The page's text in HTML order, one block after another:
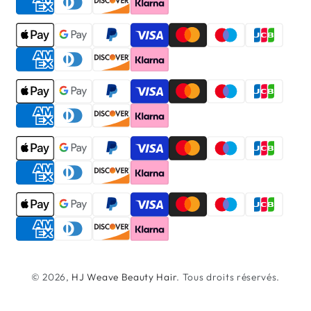
© 2026, HJ Weave Beauty Hair. Tous droits réservés.